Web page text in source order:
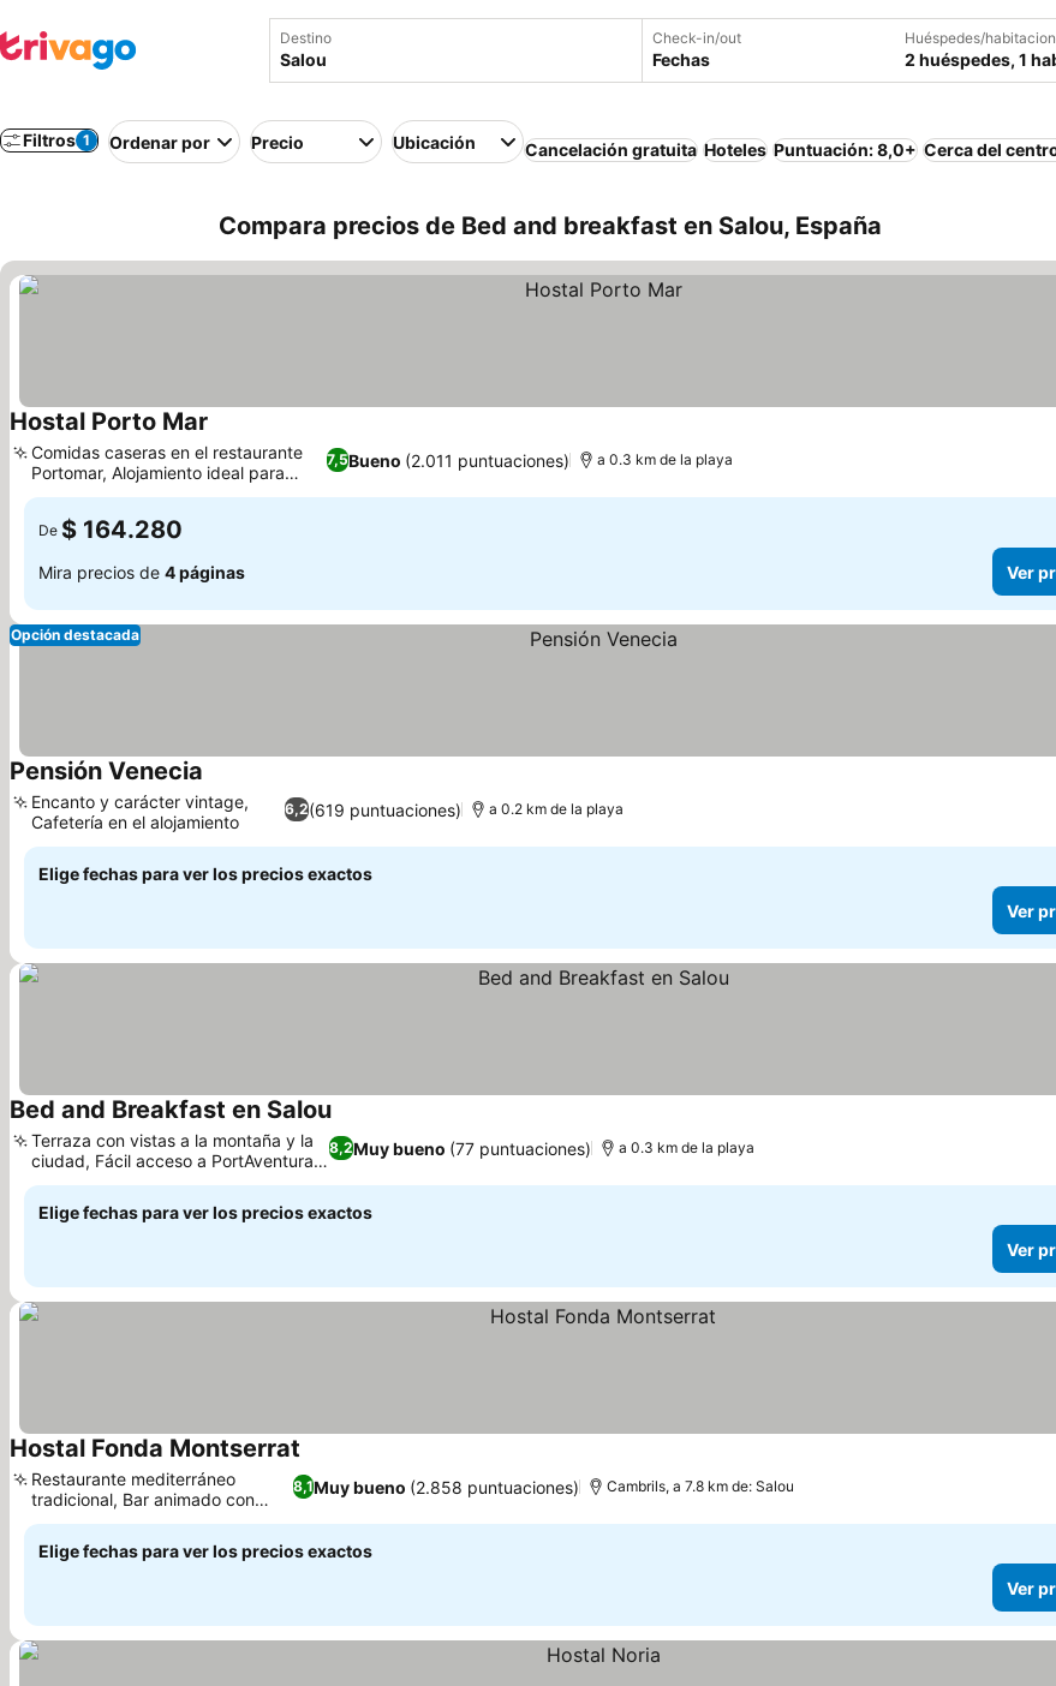
Destino Check-in/out
Fechas
Huéspedes/
2 huéspedes, 1
Filtros 1 Ordenar por Precio Ubicación Cancelación gratuita Hoteles Puntuación: 8,0+ Cerca del
Compara precios de Bed and breakfast en Salou, España
Hostal Porto Mar
7,5Bueno (2.011 puntuaciones)
Comidas caseras en el restaurante
Portomar, Alojamiento ideal para
familias
a 0.3 km de la playa
De $ 164.280
Mira precios de 4 páginas Ver
Opción destacada
Pensión Venecia
6,2(619 puntuaciones)
Encanto y carácter vintage,
Cafetería en el alojamiento
a 0.2 km de la playa
Elige fechas para ver los precios exactos
Ver
Bed and Breakfast en Salou
8,2Muy bueno (77 puntuaciones)
Terraza con vistas a la montaña y la
ciudad, Fácil acceso a PortAventura
World
a 0.3 km de la playa
Elige fechas para ver los precios exactos
Ver
Hostal Fonda Montserrat
8,1Muy bueno (2.858 puntuaciones)
Restaurante mediterráneo
tradicional, Bar animado con
vinos locales
Cambrils, a 7.8 km de: Salou
Elige fechas para ver los precios exactos
Ver